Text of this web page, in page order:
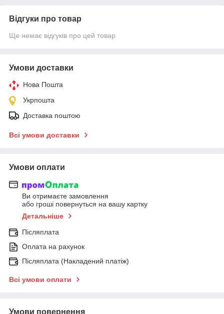
Відгуки про товар
Ще немає відгуків про цей товар
Умови доставки
Нова Пошта
Укрпошта
Доставка поштою
Всі умови доставки
Умови оплати
Ви отримаєте замовлення
або гроші повернуться на вашу картку
Детальніше
Післяплата
Оплата на рахунок
Післяплата (Накладений платіж)
Всі умови оплати
Умови повернення